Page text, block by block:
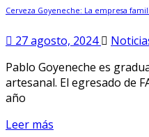
Cerveza Goyeneche: La empresa
27 agosto, 2024
Pablo Goyeneche es
artesanal. El egresado de
año
Leer más